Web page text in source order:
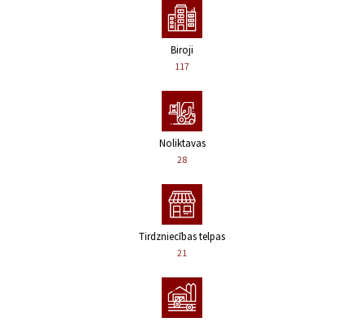
Biroji
117
Noliktavas
28
Tirdzniecības telpas
21